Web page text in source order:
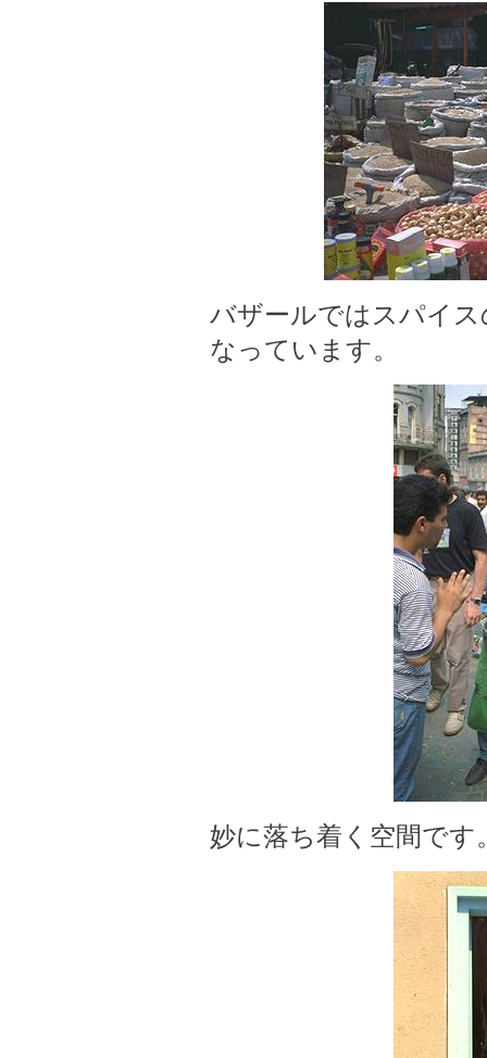
バザールではスパイ
なっています。
妙に落ち着く空間です